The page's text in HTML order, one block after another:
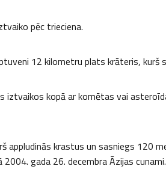
pēc trieciena.
12 kilometru plats krāteris, kurš
iztvaikos kopā ar komētas vai
appludinās krastus un sasniegs 120
gada 26. decembra Āzijas